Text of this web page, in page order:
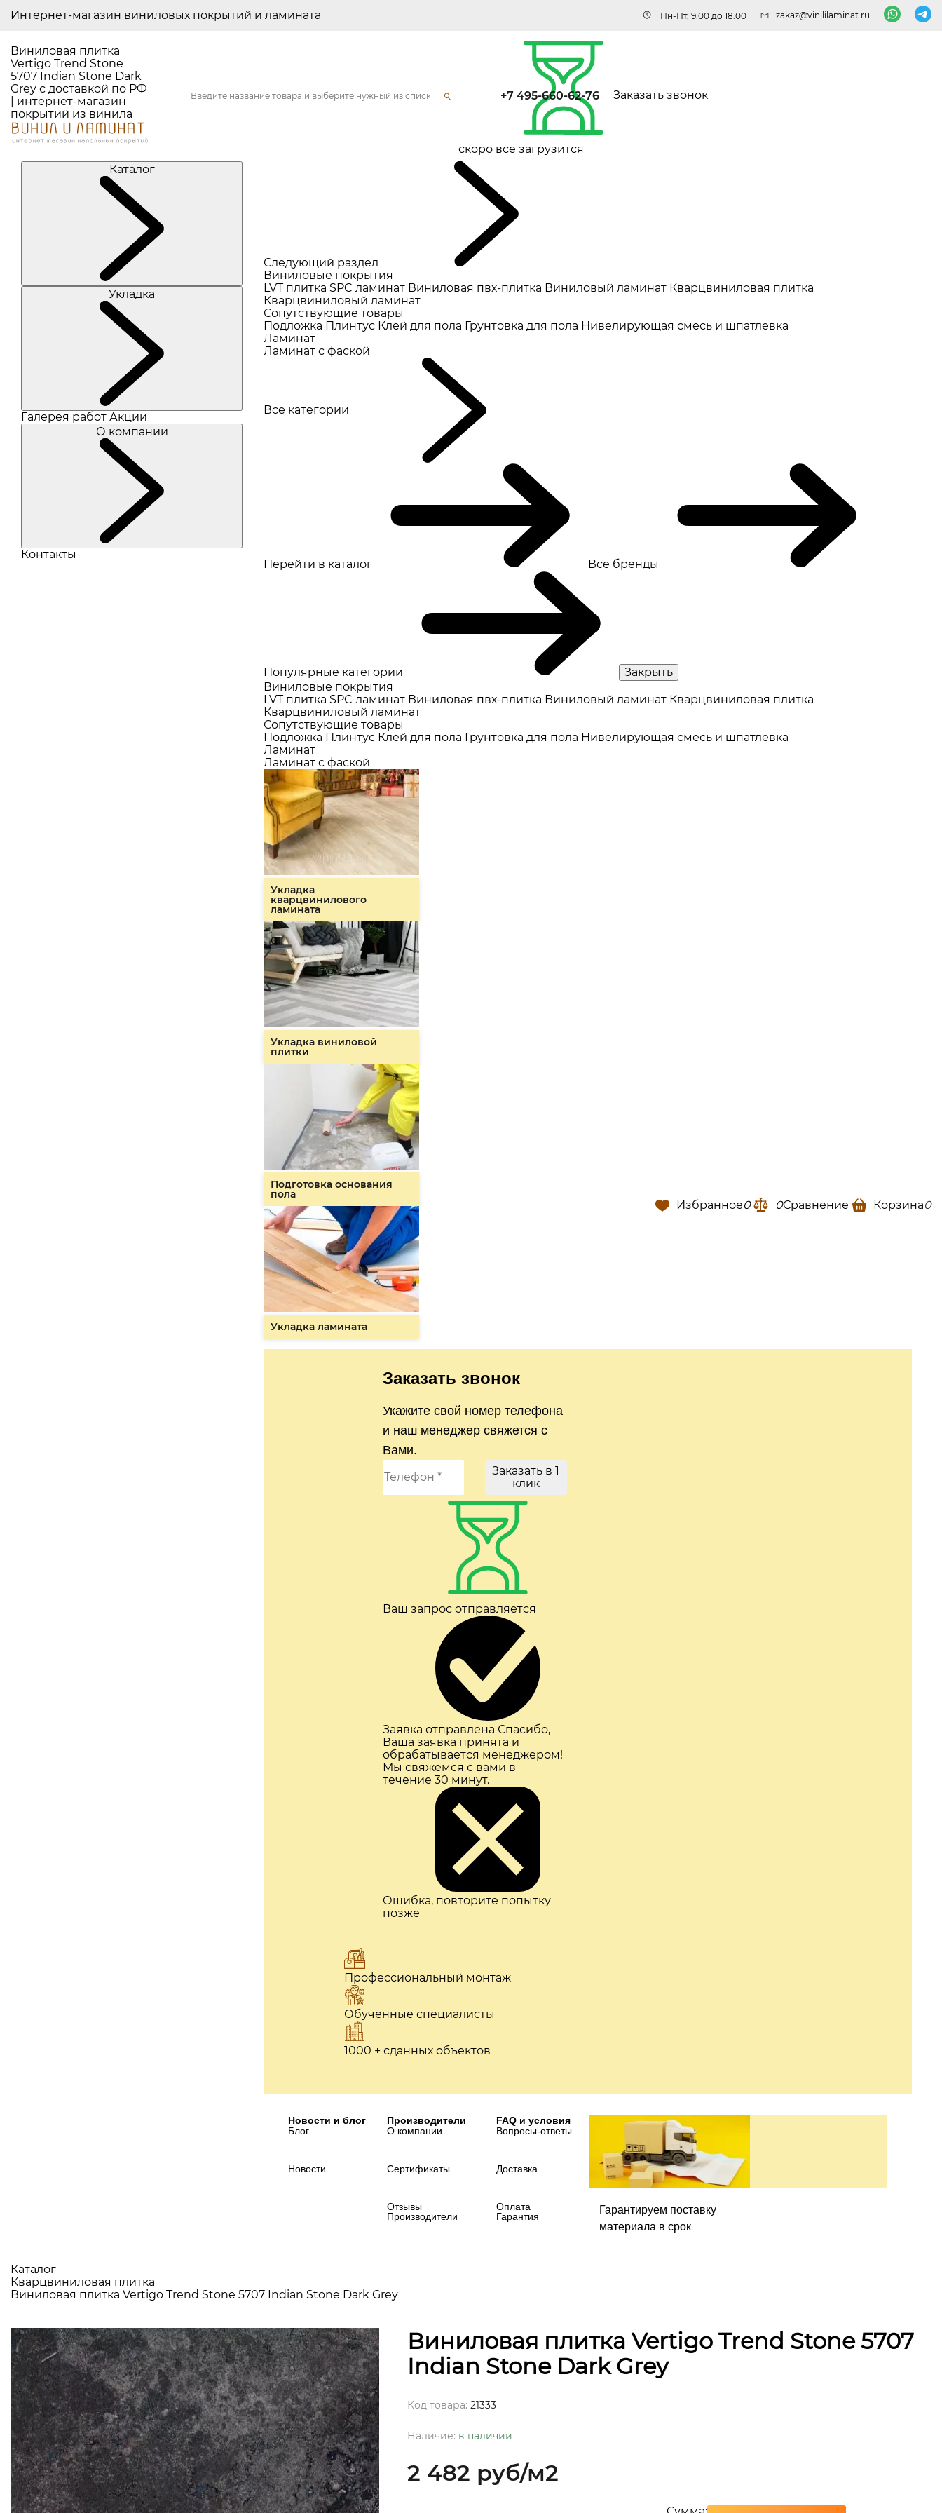
Интернет-магазин виниловых покрытий и ламината Пн-Пт, 9:00 до 18:00 zakaz@vinililaminat.ru
Виниловая плитка
Vertigo Trend Stone
5707 Indian Stone Dark
Grey с доставкой по РФ
| интернет-магазин
покрытий из винила
скоро все загрузится
+7 495-660-62-76 Заказать звонок
Каталог
Укладка
Галерея работ Акции
О компании
Контакты
Следующий раздел
Виниловые покрытия
LVT плитка SPC ламинат Виниловая пвх-плитка Виниловый ламинат Кварцвиниловая плитка
Кварцвиниловый ламинат
Сопутствующие товары
Подложка Плинтус Клей для пола Грунтовка для пола Нивелирующая смесь и шпатлевка
Ламинат
Ламинат с фаской
Все катeгории
Перейти в каталог Все бренды
Популярные категории
Закрыть
Виниловые покрытия
LVT плитка SPC ламинат Виниловая пвх-плитка Виниловый ламинат Кварцвиниловая плитка
Кварцвиниловый ламинат
Сопутствующие товары
Подложка Плинтус Клей для пола Грунтовка для пола Нивелирующая смесь и шпатлевка
Ламинат
Ламинат с фаской
Укладка
кварцвинилового
ламината
Укладка виниловой
плитки
Подготовка основания
пола
Укладка ламината
Заказать звонок
Укажите свой номер телефона
и наш менеджер свяжется с
Вами.
Заказать в 1
клик
Ваш запрос отправляется
Заявка отправлена Спасибо,
Ваша заявка принята и
обрабатывается менеджером!
Мы свяжемся с вами в
течение 30 минут.
Ошибка, повторите попытку
позже
Профессиональный монтаж
Обученные специалисты
1000 + сданных объектов
Новости и блог
Блог
Новости
Производители
О компании
Сертификаты
Отзывы
Производители
FAQ и условия
Вопросы-ответы
Доставка
Оплата
Гарантия
Гарантируем поставку
материала в срок
Избранное0 0Сравнение Корзина0
Каталог
Кварцвиниловая плитка
Виниловая плитка Vertigo Trend Stone 5707 Indian Stone Dark Grey
Виниловая плитка Vertigo Trend Stone 5707
Indian Stone Dark Grey
Код товара: 21333
Наличие: в наличии
2 482 руб/м2